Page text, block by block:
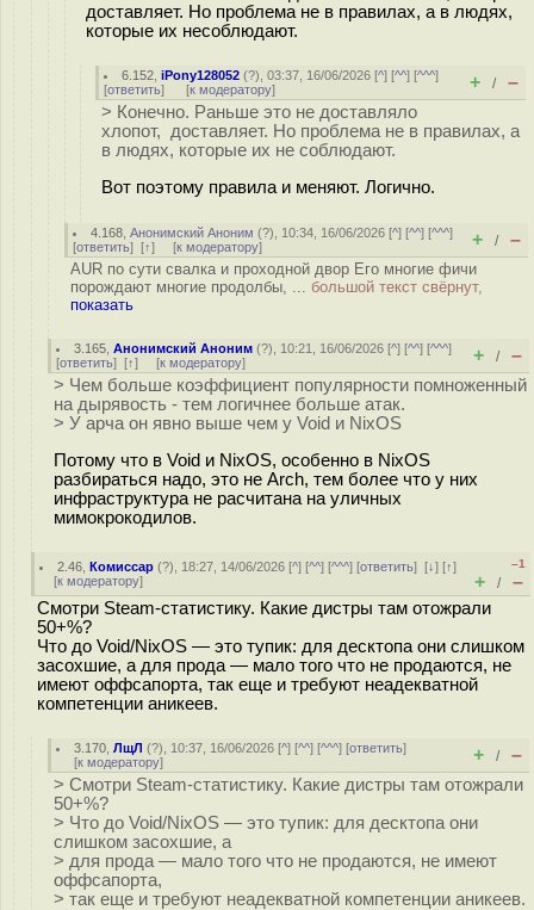
доставляет. Но проблема не в правилах, а в людях,
которые их несоблюдают.
6.152 ,iPony128052 (?), 03:37, 16/06/2026 [^] [^^] [^^^]
[ответить] [к модератору] + / –
> Конечно. Раньше это не доставляло
хлопот, доставляет. Но проблема не в правилах, а
в людях, которые их не соблюдают.
Вот поэтому правила и меняют. Логично.
4.168 ,Анонимский Аноним (?), 10:34, 16/06/2026 [^] [^^] [^^^]
[ответить] [↑] [к модератору] + / –
AUR по сути свалка и проходной двор Его многие фичи
порождают многие продолбы, ... большой текст свёрнут,
показать
3.165 ,Анонимский Аноним (?), 10:21, 16/06/2026 [^] [^^] [^^^]
[ответить] [↑] [к модератору] + / –
> Чем больше коэффициент популярности помноженный
на дырявость - тем логичнее больше атак.
> У арча он явно выше чем у Void и NixOS
Потому что в Void и NixOS, особенно в NixOS
разбираться надо, это не Arch, тем более что у них
инфраструктура не расчитана на уличных
мимокрокодилов.
2.46 ,Комиссар (?), 18:27, 14/06/2026 [^] [^^] [^^^] [ответить][↓] [↑]
[к модератору]
–1
+ / –
Смотри Steam-статистику. Какие дистры там отожрали
50+%?
Что до Void/NixOS — это тупик: для десктопа они слишком
засохшие, а для прода — мало того что не продаются, не
имеют оффсапорта, так еще и требуют неадекватной
компетенции аникеев.
3.170 ,ЛщЛ (?), 10:37, 16/06/2026 [^] [^^] [^^^] [ответить]
[к модератору] + / –
> Смотри Steam-статистику. Какие дистры там отожрали
50+%?
> Что до Void/NixOS — это тупик: для десктопа они
слишком засохшие, а
> для прода — мало того что не продаются, не имеют
оффсапорта,
> так еще и требуют неадекватной компетенции аникеев.